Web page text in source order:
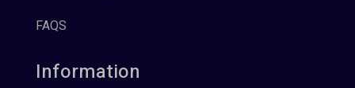
FAQS
Information